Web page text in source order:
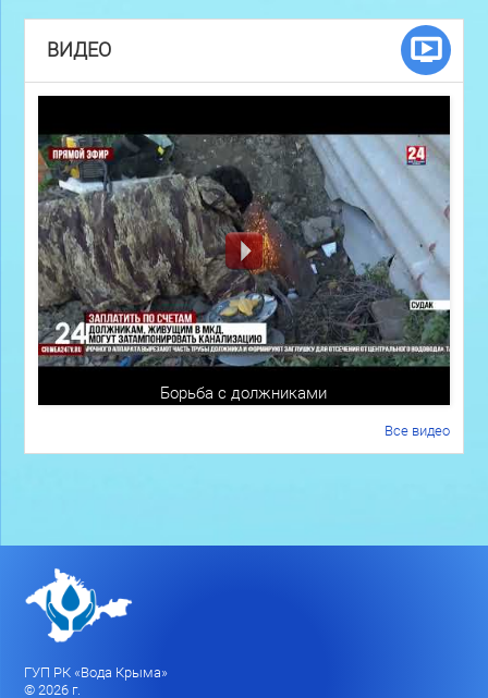
ВИДЕО
Борьба с должниками
Все видео
ГУП РК «Вода Крыма»
© 2026 г.